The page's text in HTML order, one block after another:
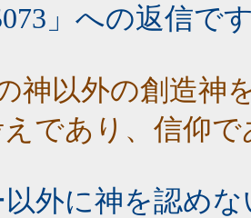
」への返信で
神以外の創造神
であり、信仰
以外に神を認め